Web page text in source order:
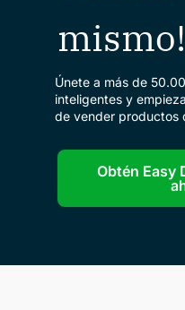
mismo!
Únete a más de
inteligentes y
de vender productos
Obtén Easy